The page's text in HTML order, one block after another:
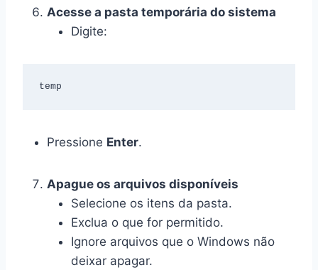
Acesse a pasta temporária do sistema
Digite:
temp
Pressione Enter.
Apague os arquivos disponíveis
Selecione os itens da pasta.
Exclua o que for permitido.
Ignore arquivos que o Windows não
deixar apagar.